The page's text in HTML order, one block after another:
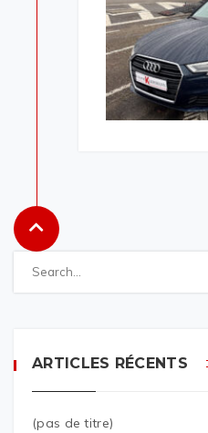
ARTICLES RÉCENTS
(pas de titre)